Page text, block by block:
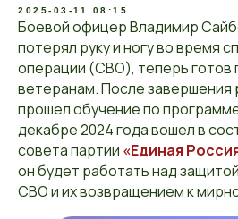
2025-03-11 08:15
Боевой офицер Владимир
потерял руку и ногу во время
операции (СВО), теперь готов
ветеранам. После завершения
прошел обучение по
декабре 2024 года вошел в
совета партии «Единая
он будет работать над
СВО и их возвращением к